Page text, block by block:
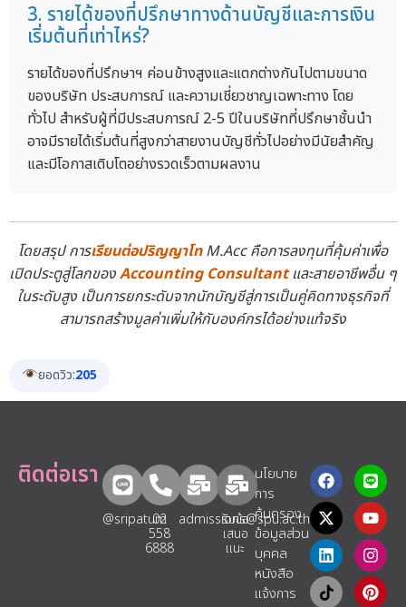
3. รายได้ของที่ปรึกษาทางด้านบัญชีและการเงิน
เริ่มต้นที่เท่าไหร่?
รายได้ของที่ปรึกษาฯ ค่อนข้างสูงและแตกต่างกันไปตามขนาด
ของบริษัท ประสบการณ์ และความเชี่ยวชาญเฉพาะทาง โดย
ทั่วไป สำหรับผู้ที่มีประสบการณ์ 2-5 ปีในบริษัทที่ปรึกษาชั้นนำ
อาจมีรายได้เริ่มต้นที่สูงกว่าสายงานบัญชีทั่วไปอย่างมีนัยสำคัญ
และมีโอกาสเติบโตอย่างรวดเร็วตามผลงาน
โดยสรุป การเรียนต่อปริญญาโทM.Acc คือการลงทุนที่คุ้มค่าเพื่อ
เปิดประตูสู่โลกของAccounting Consultantและสายอาชีพอื่น ๆ
ในระดับสูง เป็นการยกระดับจากนักบัญชีสู่การเป็นคู่คิดทางธุรกิจที่
สามารถสร้างมูลค่าเพิ่มให้กับองค์กรได้อย่างแท้จริง
ยอดวิว:205
ติดต่อเรา
@sripatum
02
558
6888
admissions@spu.ac.th
รับข้อ
เสนอ
แนะ​
นโยบาย
การ
คุ้มครอง
ข้อมูลส่วน
บุคคล
หนังสือ
แจ้งการ